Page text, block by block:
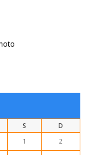
S
D
1
2